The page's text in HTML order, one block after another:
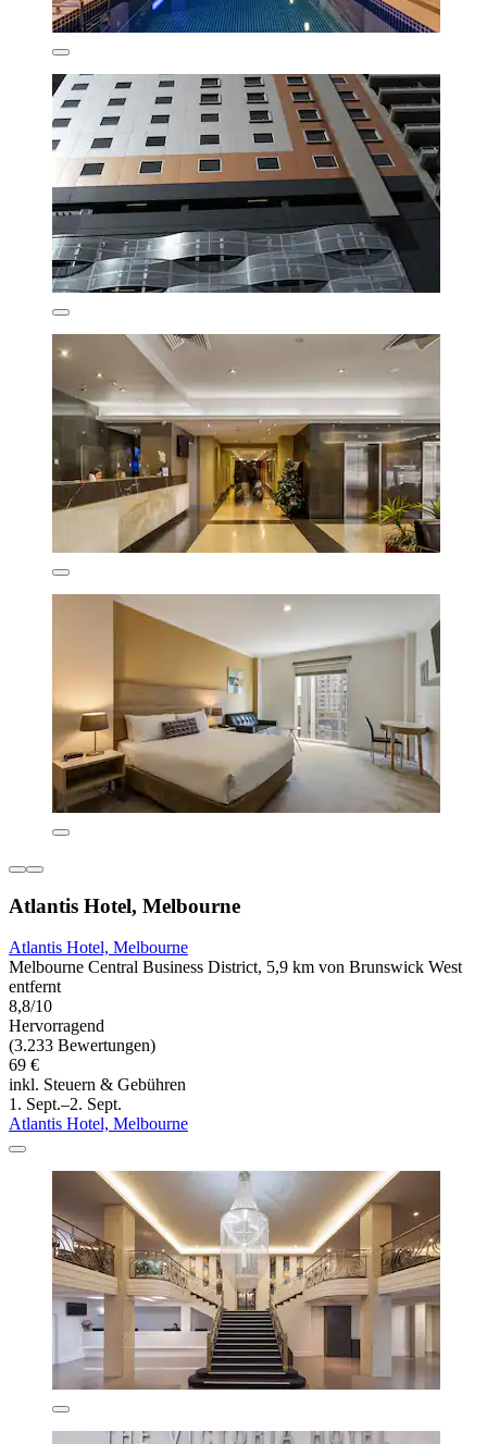
Atlantis Hotel, Melbourne
Atlantis Hotel, Melbourne
Melbourne Central Business District, 5,9 km von Brunswick West
entfernt
8,8/10
Hervorragend
(3.233 Bewertungen)
69 €
inkl. Steuern & Gebühren
1. Sept.–2. Sept.
Atlantis Hotel, Melbourne